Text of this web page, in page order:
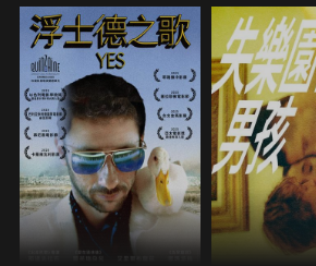
社發行人，兩人曖昧關係以及他酒後破
憶，更讓這起案件撲朔迷離…